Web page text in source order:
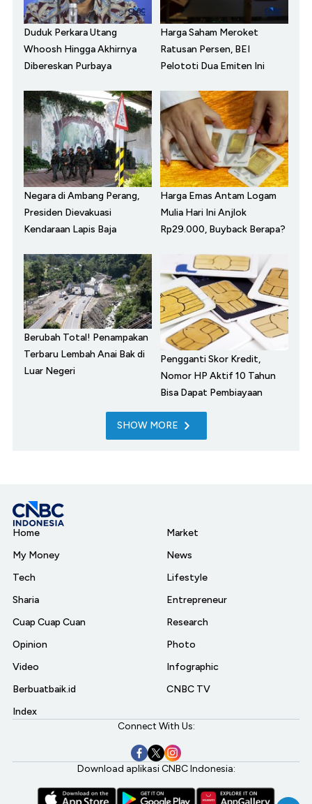
Duduk Perkara Utang
Whoosh Hingga Akhirnya
Dibereskan Purbaya
Harga Saham Meroket
Ratusan Persen, BEI
Pelototi Dua Emiten Ini
Negara di Ambang Perang,
Presiden Dievakuasi
Kendaraan Lapis Baja
Harga Emas Antam Logam
Mulia Hari Ini Anjlok
Rp29.000, Buyback Berapa?
Berubah Total! Penampakan
Terbaru Lembah Anai Bak di
Luar Negeri
Pengganti Skor Kredit,
Nomor HP Aktif 10 Tahun
Bisa Dapat Pembiayaan
SHOW MORE
Home
My Money
Tech
Sharia
Cuap Cuap Cuan
Opinion
Video
Berbuatbaik.id
Index
Market
News
Lifestyle
Entrepreneur
Research
Photo
Infographic
CNBC TV
Connect With Us:
Download aplikasi CNBC Indonesia: